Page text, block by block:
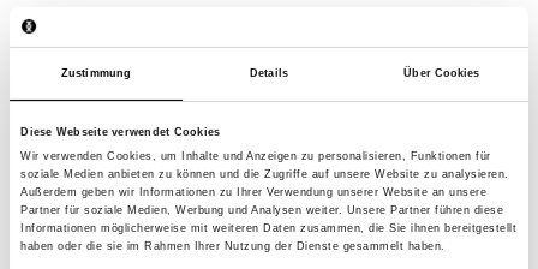
Zustimmung Details Über Cookies
Diese Webseite verwendet Cookies
Wir verwenden Cookies, um Inhalte und Anzeigen zu personalisieren, Funktionen für
soziale Medien anbieten zu können und die Zugriffe auf unsere Website zu analysieren.
Außerdem geben wir Informationen zu Ihrer Verwendung unserer Website an unsere
Partner für soziale Medien, Werbung und Analysen weiter. Unsere Partner führen diese
Informationen möglicherweise mit weiteren Daten zusammen, die Sie ihnen bereitgestellt
haben oder die sie im Rahmen Ihrer Nutzung der Dienste gesammelt haben.